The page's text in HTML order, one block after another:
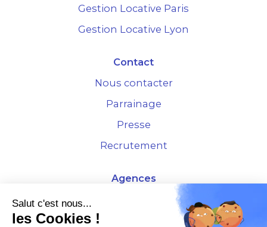
Gestion Locative Paris
Gestion Locative Lyon
Contact
Nous contacter
Parrainage
Presse
Recrutement
Agences
4 Rue de la Bourse - 69001 Lyon
10 rue d'Austerlitz - 75012 Paris
Salut c'est nous...
les Cookies !